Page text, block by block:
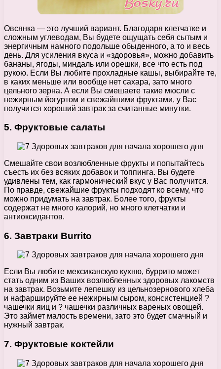
Овсянка — это лучший вариант. Благодаря клетчатке и
сложным углеводам, Вы будете ощущать себя сытым и
энергичным намного подольше обыденного, а то и весь
день. Для усиления вкуса и «здоровья», можно добавить
бананы, ягоды, миндаль или орешки, все что есть под
рукою. Если Вы любите прохладные кашы, выбирайте те,
в каких меньше или вообще нет сахара, зато много
цельного зерна. А если Вы смешаете такие мюсли с
нежирным йогуртом и свежайшими фруктами, у Вас
получится хороший завтрак за считанные минутки.
5. Фруктовые салаты
Смешайте свои возлюбленные фрукты и попытайтесь
съесть их без всяких добавок и топпинга. Вы будете
удивлены тем, как гармонический вкус у Вас получится.
По правде, свежайшие фрукты подходят ко всему, что
можно придумать на завтрак. Более того, фрукты
содержат не много калорий, но много клетчатки и
антиоксидантов.
6. Завтраки Burrito
Если Вы любите мексиканскую кухню, буррито может
стать одним из Ваших возлюбленных здоровых лакомств
на завтрак. Возьмите лепешку из цельнозернового хлеба
и нафаршируйте ее нежирным сыром, консистенцией ?
чашечки яиц и ? чашечки различных вареных овощей.
Это займет малость времени, зато это будет смачный и
нужный завтрак.
7. Фруктовые коктейли